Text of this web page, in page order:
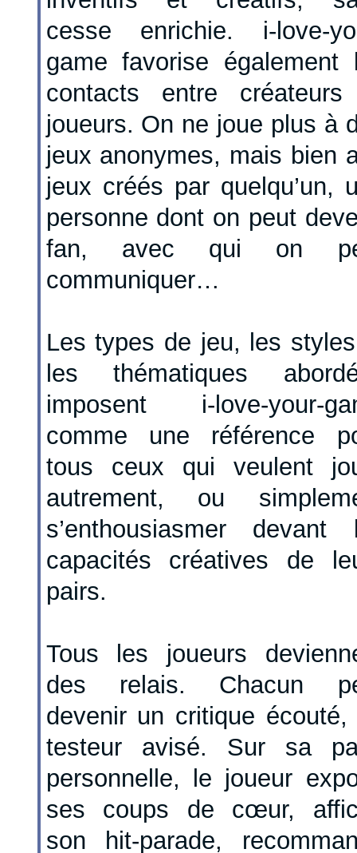
cesse enrichie. i-love-
game favorise également
contacts entre
joueurs. On ne joue plus à
jeux anonymes, mais bien
jeux créés par quelqu’un,
personne dont on peut
fan, avec qui on
communiquer…
Les types de jeu, les
les thématiques
imposent i-love-your-
comme une référence
tous ceux qui veulent
autrement, ou
s’enthousiasmer devant
capacités créatives de
pairs.
Tous les joueurs
des relais. Chacun
devenir un critique écouté,
testeur avisé. Sur sa
personnelle, le joueur
ses coups de cœur,
son hit-parade,